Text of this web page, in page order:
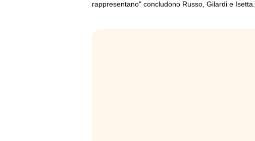
rappresentano" concludono Russo, Gilardi e Isetta.